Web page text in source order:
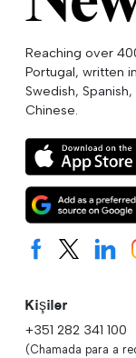
Reaching over
Portugal, written
Swedish,
Chinese.
Kişiler
+351 282 341 100
(Chamada para a